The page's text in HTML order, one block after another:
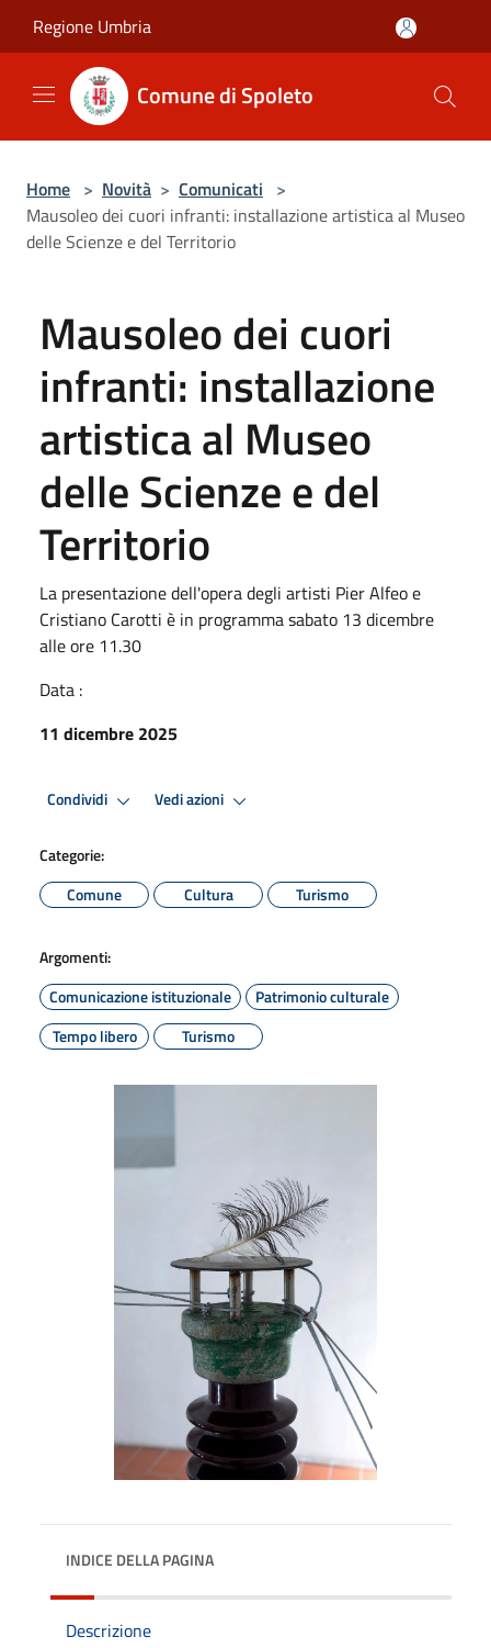
Regione Umbria
Comune di Spoleto
Home > Novità > Comunicati >
Mausoleo dei cuori infranti: installazione artistica al Museo
delle Scienze e del Territorio
Mausoleo dei cuori
infranti: installazione
artistica al Museo
delle Scienze e del
Territorio
La presentazione dell'opera degli artisti Pier Alfeo e
Cristiano Carotti è in programma sabato 13 dicembre
alle ore 11.30
Data :
11 dicembre 2025
Condividi Vedi azioni
Categorie:
Comune
Cultura Turismo
Argomenti:
Comunicazione istituzionale
Patrimonio culturale
Tempo libero
Turismo
INDICE DELLA PAGINA
Descrizione